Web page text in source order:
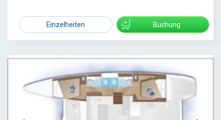
Einzelheiten Buchung